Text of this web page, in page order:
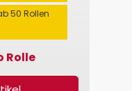
50 Rollen
Rolle